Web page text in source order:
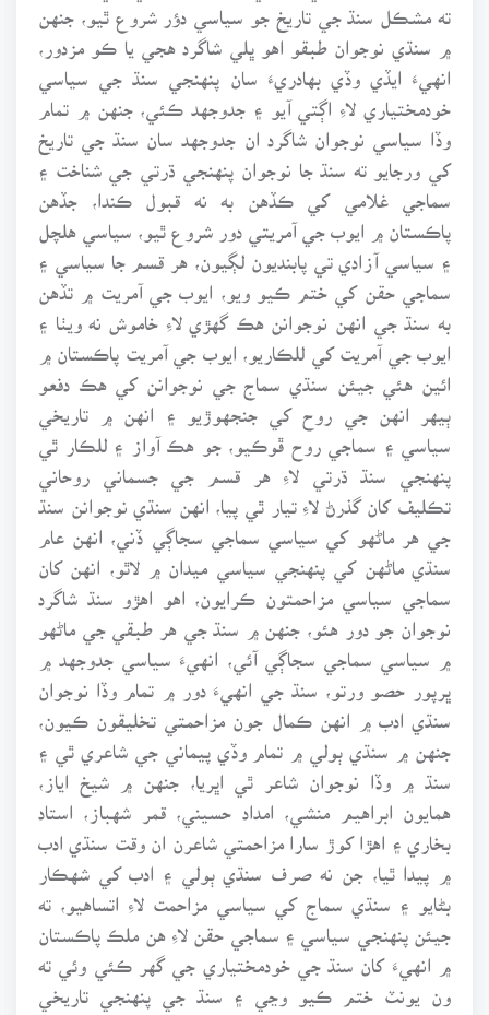
ته مشڪل سنڌ جي تاريخ جو سياسي دؤر شروع ٿيو، جنهن
۾ سنڌي نوجوان طبقو اهو ڀلي شاگرد هجي يا ڪو مزدور،
انهيءَ ايڏي وڏي بهادريءَ سان پنهنجي سنڌ جي سياسي
خودمختياري لاءِ اڳتي آيو ۽ جدوجهد ڪئي، جنهن ۾ تمام
وڏا سياسي نوجوان شاگرد ان جدوجهد سان سنڌ جي تاريخ
کي ورجايو ته سنڌ جا نوجوان پنهنجي ڌرتي جي شناخت ۽
سماجي غلامي کي ڪڏهن به نه قبول ڪندا، جڏهن
پاڪستان ۾ ايوب جي آمريتي دور شروع ٿيو، سياسي هلچل
۽ سياسي آزادي تي پابنديون لڳيون، هر قسم جا سياسي ۽
سماجي حقن کي ختم ڪيو ويو، ايوب جي آمريت ۾ تڏهن
به سنڌ جي انهن نوجوانن هڪ گهڙي لاءِ خاموش نه ويٺا ۽
ايوب جي آمريت کي للڪاريو، ايوب جي آمريت پاڪستان ۾
ائين هئي جيئن سنڌي سماج جي نوجوانن کي هڪ دفعو
ٻيهر انهن جي روح کي جنجهوڙيو ۽ انهن ۾ تاريخي
سياسي ۽ سماجي روح ڦوڪيو، جو هڪ آواز ۽ للڪار ٿي
پنهنجي سنڌ ڌرتي لاءِ هر قسم جي جسماني روحاني
تڪليف کان گذرڻ لاءِ تيار ٿي پيا، انهن سنڌي نوجوانن سنڌ
جي هر ماڻهو کي سياسي سماجي سجاڳي ڏني، انهن عام
سنڌي ماڻهن کي پنهنجي سياسي ميدان ۾ لاٿو، انهن کان
سماجي سياسي مزاحمتون ڪرايون، اهو اهڙو سنڌ شاگرد
نوجوان جو دور هئو، جنهن ۾ سنڌ جي هر طبقي جي ماڻهو
۾ سياسي سماجي سجاڳي آئي، انهيءَ سياسي جدوجهد ۾
ڀرپور حصو ورتو، سنڌ جي انهيءَ دور ۾ تمام وڏا نوجوان
سنڌي ادب ۾ انهن ڪمال جون مزاحمتي تخليقون ڪيون،
جنهن ۾ سنڌي ٻولي ۾ تمام وڏي پيماني جي شاعري ٿي ۽
سنڌ ۾ وڏا نوجوان شاعر ٿي اڀريا، جنهن ۾ شيخ اياز،
همايون ابراهيم منشي، امداد حسيني، قمر شهباز، استاد
بخاري ۽ اهڙا کوڙ سارا مزاحمتي شاعرن ان وقت سنڌي ادب
۾ پيدا ٿيا، جن نه صرف سنڌي ٻولي ۽ ادب کي شهڪار
بڻايو ۽ سنڌي سماج کي سياسي مزاحمت لاءِ اتساهيو، ته
جيئن پنهنجي سياسي ۽ سماجي حقن لاءِ هن ملڪ پاڪستان
۾ انهيءَ کان سنڌ جي خودمختياري جي گهر ڪئي وئي ته
ون يونٽ ختم ڪيو وڃي ۽ سنڌ جي پنهنجي تاريخي